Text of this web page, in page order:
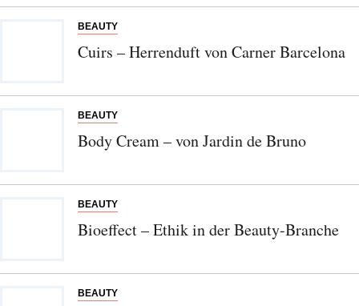
BEAUTY
Cuirs – Herrenduft von Carner Barcelona
BEAUTY
Body Cream – von Jardin de Bruno
BEAUTY
Bioeffect – Ethik in der Beauty-Branche
BEAUTY
Abonnieren Sie unseren Newsletter
Orte, handverlesene Geheimtipps und